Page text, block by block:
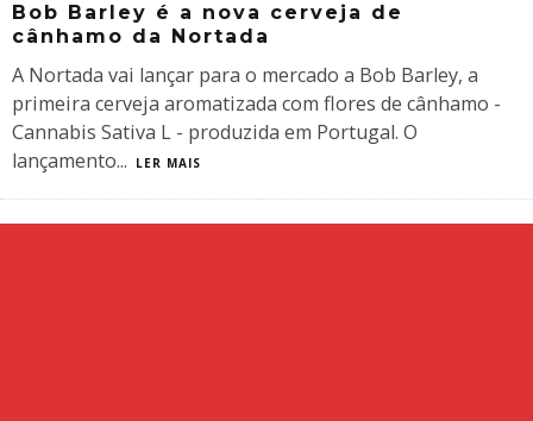
Bob Barley é a nova cerveja de
cânhamo da Nortada
A Nortada vai lançar para o mercado a Bob Barley, a
primeira cerveja aromatizada com flores de cânhamo -
Cannabis Sativa L - produzida em Portugal. O
lançamento... LER MAIS